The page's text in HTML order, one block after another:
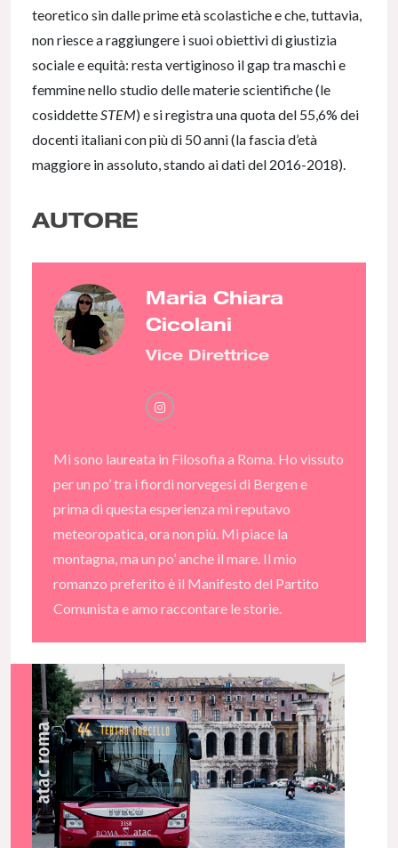
teoretico sin dalle prime età scolastiche e che, tuttavia,
non riesce a raggiungere i suoi obiettivi di giustizia
sociale e equità: resta vertiginoso il gap tra maschi e
femmine nello studio delle materie scientifiche (le
cosiddetteSTEM) e si registra una quota del 55,6% dei
docenti italiani con più di 50 anni (la fascia d’età
maggiore in assoluto, stando ai dati del 2016-2018).
AUTORE
Maria Chiara
Cicolani
Vice Direttrice
Mi sono laureata in Filosofia a Roma. Ho vissuto
per un po’ tra i fiordi norvegesi di Bergen e
prima di questa esperienza mi reputavo
meteoropatica, ora non più. Mi piace la
montagna, ma un po’ anche il mare. Il mio
romanzo preferito è il Manifesto del Partito
Comunista e amo raccontare le storie.